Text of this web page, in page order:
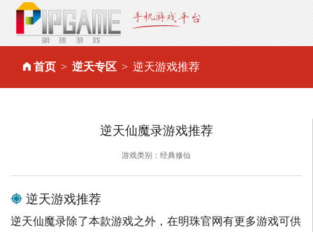
首页 逆天专区 逆天游戏推荐
逆天仙魔录游戏推荐
游戏类别：经典修仙
逆天游戏推荐
逆天仙魔录除了本款游戏之外，在明珠官网有更多游戏可供